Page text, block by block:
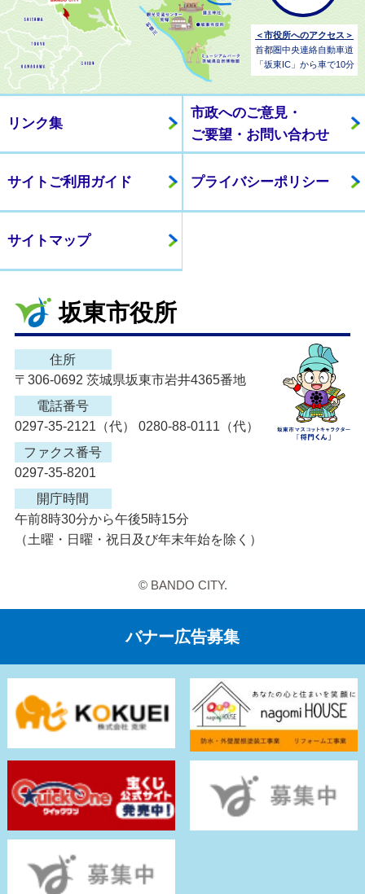
＜市役所へのアクセス＞
首都圏中央連絡自動車道
「坂東IC」から車で10分
リンク集
市政へのご意見・
ご要望・お問い合わせ
サイトご利用ガイド プライバシーポリシー
サイトマップ
坂東市役所
住所
〒306-0692 茨城県坂東市岩井4365番地
電話番号
0297-35-2121（代） 0280-88-0111（代）
ファクス番号
0297-35-8201
開庁時間
午前8時30分から午後5時15分
（土曜・日曜・祝日及び年末年始を除く）
© BANDO CITY.
バナー広告募集